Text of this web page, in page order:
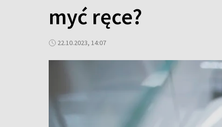
myć ręce?
22.10.2023, 14:07